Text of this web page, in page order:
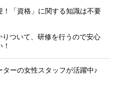
「資格」に関する知識は不要
りついて、研修を行うので安心
ターの女性スタッフが活躍中♪